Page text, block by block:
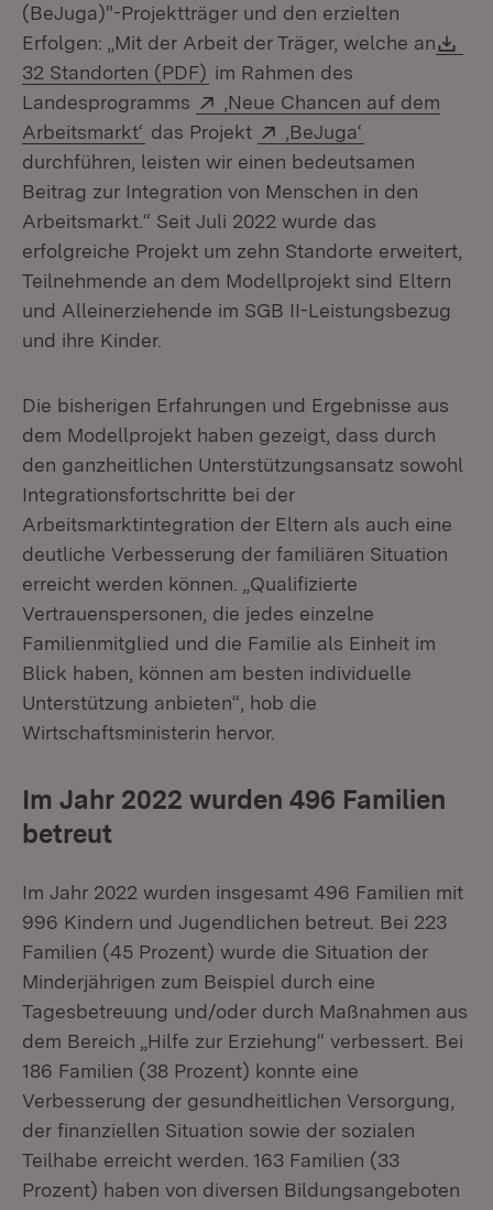
(BeJuga)"-Projektträger und den erzielten
Erfolgen: „Mit der Arbeit der Träger, welche an
32 Standorten (PDF) (Öffnet in neuem Fenster)
im Rahmen des
Landesprogramms
Extern:
‚Neue Chancen auf dem
Arbeitsmarkt‘ (Öffnet in neuem Fenster)
das Projekt Extern:
‚BeJuga‘
durchführen, leisten wir einen bedeutsamen
Beitrag zur Integration von Menschen in den
Arbeitsmarkt.“ Seit Juli 2022 wurde das
erfolgreiche Projekt um zehn Standorte erweitert,
Teilnehmende an dem Modellprojekt sind Eltern
und Alleinerziehende im SGB II-Leistungsbezug
und ihre Kinder.
Die bisherigen Erfahrungen und Ergebnisse aus
dem Modellprojekt haben gezeigt, dass durch
den ganzheitlichen Unterstützungsansatz sowohl
Integrationsfortschritte bei der
Arbeitsmarktintegration der Eltern als auch eine
deutliche Verbesserung der familiären Situation
erreicht werden können. „Qualifizierte
Vertrauenspersonen, die jedes einzelne
Familienmitglied und die Familie als Einheit im
Blick haben, können am besten individuelle
Unterstützung anbieten“, hob die
Wirtschaftsministerin hervor.
Im Jahr 2022 wurden 496 Familien
betreut
Im Jahr 2022 wurden insgesamt 496 Familien mit
996 Kindern und Jugendlichen betreut. Bei 223
Familien (45 Prozent) wurde die Situation der
Minderjährigen zum Beispiel durch eine
Tagesbetreuung und/oder durch Maßnahmen aus
dem Bereich „Hilfe zur Erziehung“ verbessert. Bei
186 Familien (38 Prozent) konnte eine
Verbesserung der gesundheitlichen Versorgung,
der finanziellen Situation sowie der sozialen
Teilhabe erreicht werden. 163 Familien (33
Prozent) haben von diversen Bildungsangeboten